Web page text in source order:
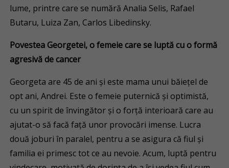
lume, printre care se numără Analia Selis, Rafael
Butaru, Luiza Zan, Carlos Libedinsky.
Povestea Georgetei, o femeie care se luptă cu o formă
agresivă de cancer
Georgeta are 45 de ani și este mama unui băiețel de
opt ani, Andrei. Este o femeie puternică și optimistă,
cu un spirit de învingător și o forță interioară care au
ajutat-o să facă față unor provocări imense. Lucra
două joburi în paralel, pentru a se asigura că fiul și
familia ei primesc tot ce au nevoie. Acum, luptă pentru